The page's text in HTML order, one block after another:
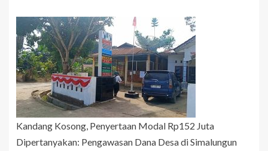
Kandang Kosong, Penyertaan Modal Rp152 Juta
Dipertanyakan: Pengawasan Dana Desa di Simalungun